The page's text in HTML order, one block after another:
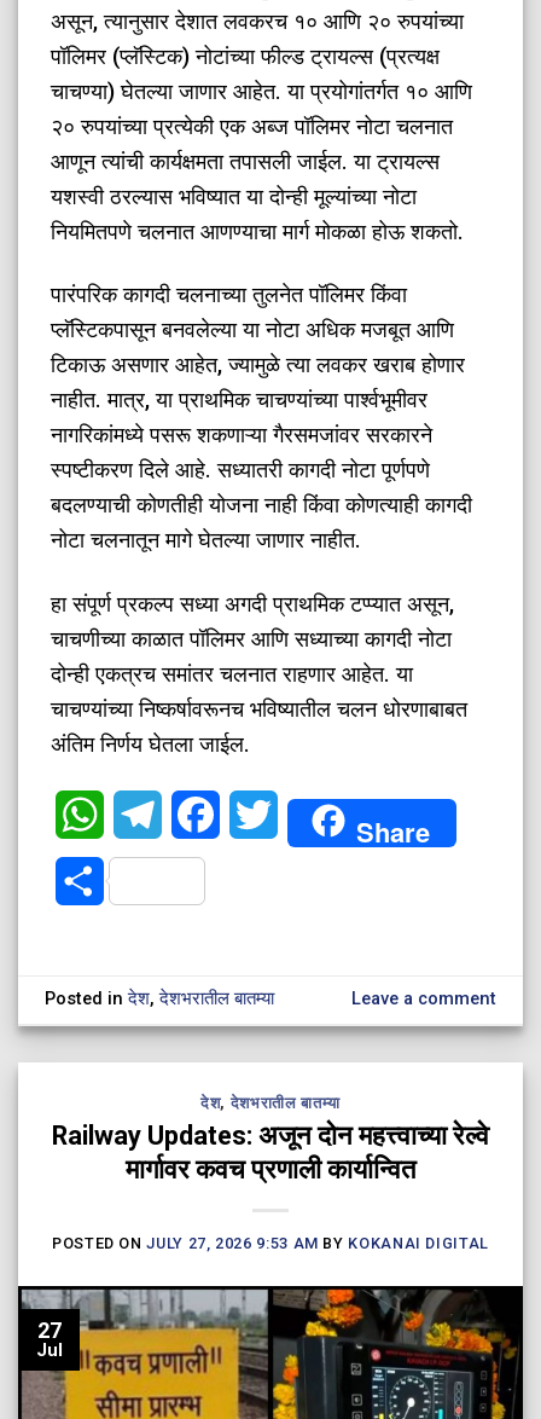
असून, त्यानुसार देशात लवकरच १० आणि २० रुपयांच्या
पॉलिमर (प्लॅस्टिक) नोटांच्या फील्ड ट्रायल्स (प्रत्यक्ष
चाचण्या) घेतल्या जाणार आहेत. या प्रयोगांतर्गत १० आणि
२० रुपयांच्या प्रत्येकी एक अब्ज पॉलिमर नोटा चलनात
आणून त्यांची कार्यक्षमता तपासली जाईल. या ट्रायल्स
यशस्वी ठरल्यास भविष्यात या दोन्ही मूल्यांच्या नोटा
नियमितपणे चलनात आणण्याचा मार्ग मोकळा होऊ शकतो.
​पारंपरिक कागदी चलनाच्या तुलनेत पॉलिमर किंवा
प्लॅस्टिकपासून बनवलेल्या या नोटा अधिक मजबूत आणि
टिकाऊ असणार आहेत, ज्यामुळे त्या लवकर खराब होणार
नाहीत. मात्र, या प्राथमिक चाचण्यांच्या पार्श्वभूमीवर
नागरिकांमध्ये पसरू शकणाऱ्या गैरसमजांवर सरकारने
स्पष्टीकरण दिले आहे. सध्यातरी कागदी नोटा पूर्णपणे
बदलण्याची कोणतीही योजना नाही किंवा कोणत्याही कागदी
नोटा चलनातून मागे घेतल्या जाणार नाहीत.
​हा संपूर्ण प्रकल्प सध्या अगदी प्राथमिक टप्प्यात असून,
चाचणीच्या काळात पॉलिमर आणि सध्याच्या कागदी नोटा
दोन्ही एकत्रच समांतर चलनात राहणार आहेत. या
चाचण्यांच्या निष्कर्षावरूनच भविष्यातील चलन धोरणाबाबत
अंतिम निर्णय घेतला जाईल.
WhatsAppTelegramFacebookTwitter Share
Share
Posted inदेश,देशभरातील बातम्या Leave a comment
देश, देशभरातील बातम्या
Railway Updates: अजून दोन महत्त्वाच्या रेल्वे
मार्गावर कवच प्रणाली कार्यान्वित
POSTED ONJULY 27, 2026 9:53 AM BY KOKANAI DIGITAL
27
Jul